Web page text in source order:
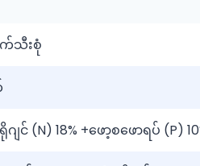
သီးစုံ
ျင် (N) 18% +ဖော့စဖောရပ် (P)